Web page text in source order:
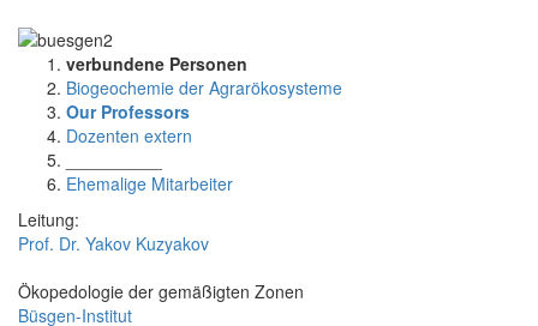
verbundene Personen
Biogeochemie der Agrarökosysteme
Our Professors
Dozenten extern
Ehemalige Mitarbeiter
Leitung:
Prof. Dr. Yakov Kuzyakov
Ökopedologie der gemäßigten Zonen
Büsgen-Institut